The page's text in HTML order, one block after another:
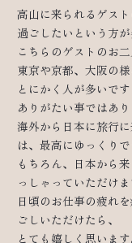
高山に来られるゲス
過ごしたいという方
こちらのゲストのお
東京や京都、大阪の
とにかく人が多いです
ありがたい事ではあり
海外から日本に旅行
は、最高にゆっくりで
もちろん、日本から
っしゃっていただけま
日頃のお仕事の疲れ
ごしいただけたら、
とても嬉しく思いま